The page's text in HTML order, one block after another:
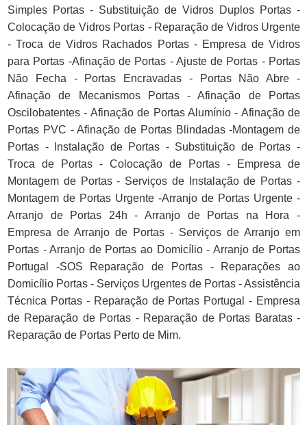
Simples Portas - Substituição de Vidros Duplos Portas -
Colocação de Vidros Portas - Reparação de Vidros Urgente
- Troca de Vidros Rachados Portas - Empresa de Vidros
para Portas -Afinação de Portas - Ajuste de Portas - Portas
Não Fecha - Portas Encravadas - Portas Não Abre -
Afinação de Mecanismos Portas - Afinação de Portas
Oscilobatentes - Afinação de Portas Alumínio - Afinação de
Portas PVC - Afinação de Portas Blindadas -Montagem de
Portas - Instalação de Portas - Substituição de Portas -
Troca de Portas - Colocação de Portas - Empresa de
Montagem de Portas - Serviços de Instalação de Portas -
Montagem de Portas Urgente -Arranjo de Portas Urgente -
Arranjo de Portas 24h - Arranjo de Portas na Hora -
Empresa de Arranjo de Portas - Serviços de Arranjo em
Portas - Arranjo de Portas ao Domicílio - Arranjo de Portas
Portugal -SOS Reparação de Portas - Reparações ao
Domicílio Portas - Serviços Urgentes de Portas - Assistência
Técnica Portas - Reparação de Portas Portugal - Empresa
de Reparação de Portas - Reparação de Portas Baratas -
Reparação de Portas Perto de Mim.